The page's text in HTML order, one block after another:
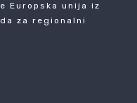
Europska unija iz
za regionalni